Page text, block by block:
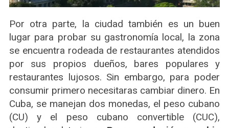
Por otra parte, la ciudad también es un buen
lugar para probar su gastronomía local, la zona
se encuentra rodeada de restaurantes atendidos
por sus propios dueños, bares populares y
restaurantes lujosos. Sin embargo, para poder
consumir primero necesitaras cambiar dinero. En
Cuba, se manejan dos monedas, el peso cubano
(CU) y el peso cubano convertible (CUC),